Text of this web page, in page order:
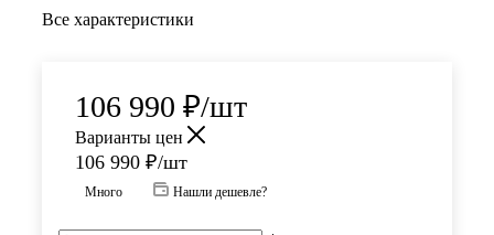
Все характеристики
106 990 ₽/шт
Варианты цен
106 990 ₽/шт
Много Нашли дешевле?